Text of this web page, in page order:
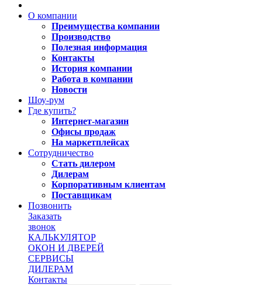
О компании
Преимущества компании
Производство
Полезная информация
Контакты
История компании
Работа в компании
Новости
Шоу-рум
Где купить?
Интернет-магазин
Офисы продаж
На маркетплейсах
Сотрудничество
Стать дилером
Дилерам
Корпоративным клиентам
Поставщикам
Позвонить
Заказать
звонок
КАЛЬКУЛЯТОР
ОКОН И ДВЕРЕЙ
СЕРВИСЫ
ДИЛЕРАМ
Контакты